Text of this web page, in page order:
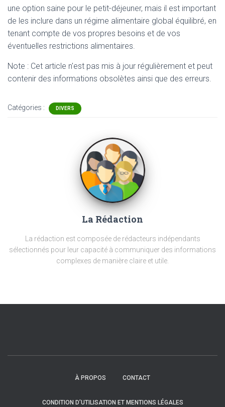
une option saine pour le petit-déjeuner, mais il est important
de les inclure dans un régime alimentaire global équilibré, en
tenant compte de vos propres besoins et de vos
éventuelles restrictions alimentaires.
Note : Cet article n'est pas mis à jour régulièrement et peut
contenir des informations obsolètes ainsi que des erreurs.
Catégories : DIVERS
La Rédaction
La rédaction est composée de rédacteurs indépendants
sélectionnés pour leur capacité à communiquer des informations
complexes de manière claire et utile.
À PROPOS CONTACT
CONDITION D’UTILISATION ET MENTIONS LÉGALES